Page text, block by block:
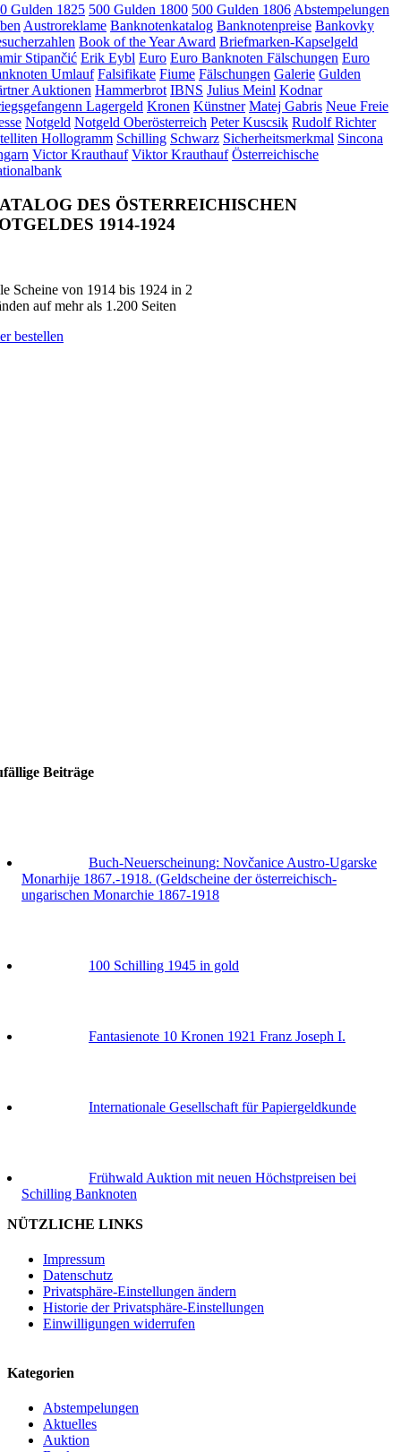
Gulden 1825 500 Gulden 1800 500 Gulden 1806 Abstempelungen
Austroreklame Banknotenkatalog Banknotenpreise Bankovky
Book of the Year Award Briefmarken-Kapselgeld
Stipančić Erik Eybl Euro Euro Banknoten Fälschungen Euro
Umlauf Falsifikate Fiume Fälschungen Galerie Gulden
Auktionen Hammerbrot IBNS Julius Meinl Kodnar
Lagergeld Kronen Künstner Matej Gabris Neue Freie
Notgeld Notgeld Oberösterreich Peter Kuscsik Rudolf Richter
Hollogramm Schilling Schwarz Sicherheitsmerkmal Sincona
Victor Krauthauf Viktor Krauthauf Österreichische
DES ÖSTERREICHISCHEN
1914-1924
Scheine von 1914 bis 1924 in 2
auf mehr als 1.200 Seiten
bestellen
Beiträge
Buch-Neuerscheinung: Novčanice Austro-Ugarske
Monarhije 1867.-1918. (Geldscheine der österreichisch-
ungarischen Monarchie 1867-1918
100 Schilling 1945 in gold
Fantasienote 10 Kronen 1921 Franz Joseph I.
Internationale Gesellschaft für Papiergeldkunde
Frühwald Auktion mit neuen Höchstpreisen bei
Schilling Banknoten
NÜTZLICHE LINKS
Impressum
Datenschutz
Privatsphäre-Einstellungen ändern
Historie der Privatsphäre-Einstellungen
Einwilligungen widerrufen
Kategorien
Abstempelungen
Aktuelles
Auktion